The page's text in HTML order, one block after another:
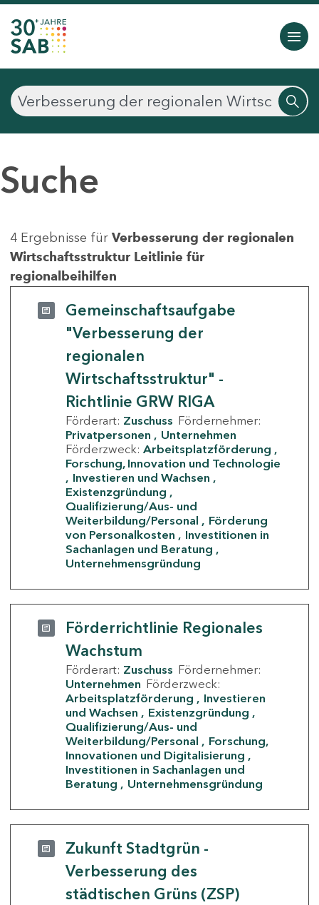
Suche
4 Ergebnisse für Verbesserung der regionalen
Wirtschaftsstruktur Leitlinie für
regionalbeihilfen
Gemeinschaftsaufgabe
"Verbesserung der
regionalen
Wirtschaftsstruktur" -
Richtlinie GRW RIGA
Förderart: Zuschuss Fördernehmer:
Privatpersonen
Unternehmen
Förderzweck: Arbeitsplatzförderung
Forschung, Innovation und Technologie
Investieren und Wachsen
Existenzgründung
Qualifizierung/Aus- und
Weiterbildung/Personal
Förderung
von Personalkosten
Investitionen in
Sachanlagen und Beratung
Unternehmensgründung
Förderrichtlinie Regionales
Wachstum
Förderart: Zuschuss Fördernehmer:
Unternehmen Förderzweck:
Arbeitsplatzförderung
Investieren
und Wachsen
Existenzgründung
Qualifizierung/Aus- und
Weiterbildung/Personal
Forschung,
Innovationen und Digitalisierung
Investitionen in Sachanlagen und
Beratung
Unternehmensgründung
Zukunft Stadtgrün -
Verbesserung des
städtischen Grüns (ZSP)